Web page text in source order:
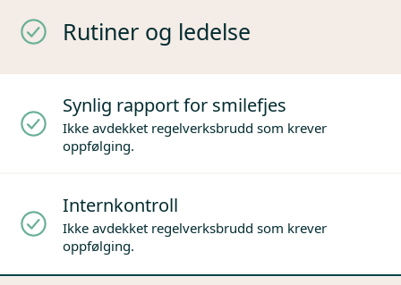
Rutiner og ledelse
Synlig rapport for smilefjes
Ikke avdekket regelverksbrudd som krever
oppfølging.
Internkontroll
Ikke avdekket regelverksbrudd som krever
oppfølging.